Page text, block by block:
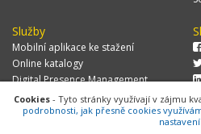
Služby
Mobilní aplikace ke stažení
Online katalogy
Digital Presence Management
Více zákazníků
Cookies - Tyto stránky využívají v zájmu
podrobnosti, jak přesně cookies
nastavení.